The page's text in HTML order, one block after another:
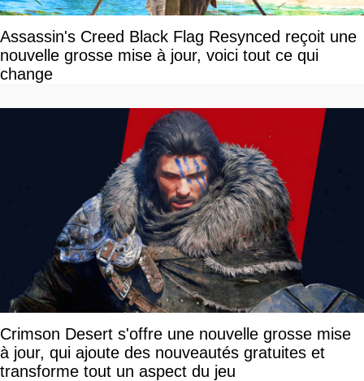
Assassin's Creed Black Flag Resynced reçoit une
nouvelle grosse mise à jour, voici tout ce qui
change
Crimson Desert s'offre une nouvelle grosse mise
à jour, qui ajoute des nouveautés gratuites et
transforme tout un aspect du jeu